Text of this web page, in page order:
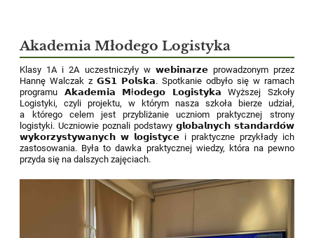
Akademia Młodego Logistyka
Klasy 1A i 2A uczestniczyły w 𝘄𝗲𝗯𝗶𝗻𝗮𝗿𝘇𝗲 prowadzonym przez
Hannę Walczak z 𝗚𝗦𝟭 𝗣𝗼𝗹𝘀𝗸𝗮. Spotkanie odbyło się w ramach
programu 𝗔𝗸𝗮𝗱𝗲𝗺𝗶𝗮 𝗠ł𝗼𝗱𝗲𝗴𝗼 𝗟𝗼𝗴𝗶𝘀𝘁𝘆𝗸𝗮 Wyższej Szkoły
Logistyki, czyli projektu, w którym nasza szkoła bierze udział,
a którego celem jest przybliżanie uczniom praktycznej strony
logistyki. Uczniowie poznali podstawy 𝗴𝗹𝗼𝗯𝗮𝗹𝗻𝘆𝗰𝗵 𝘀𝘁𝗮𝗻𝗱𝗮𝗿𝗱𝗼́𝘄
𝘄𝘆𝗸𝗼𝗿𝘇𝘆𝘀𝘁𝘆𝘄𝗮𝗻𝘆𝗰𝗵 𝘄 𝗹𝗼𝗴𝗶𝘀𝘁𝘆𝗰𝗲 i praktyczne przykłady ich
zastosowania. Była to dawka praktycznej wiedzy, która na pewno
przyda się na dalszych zajęciach.